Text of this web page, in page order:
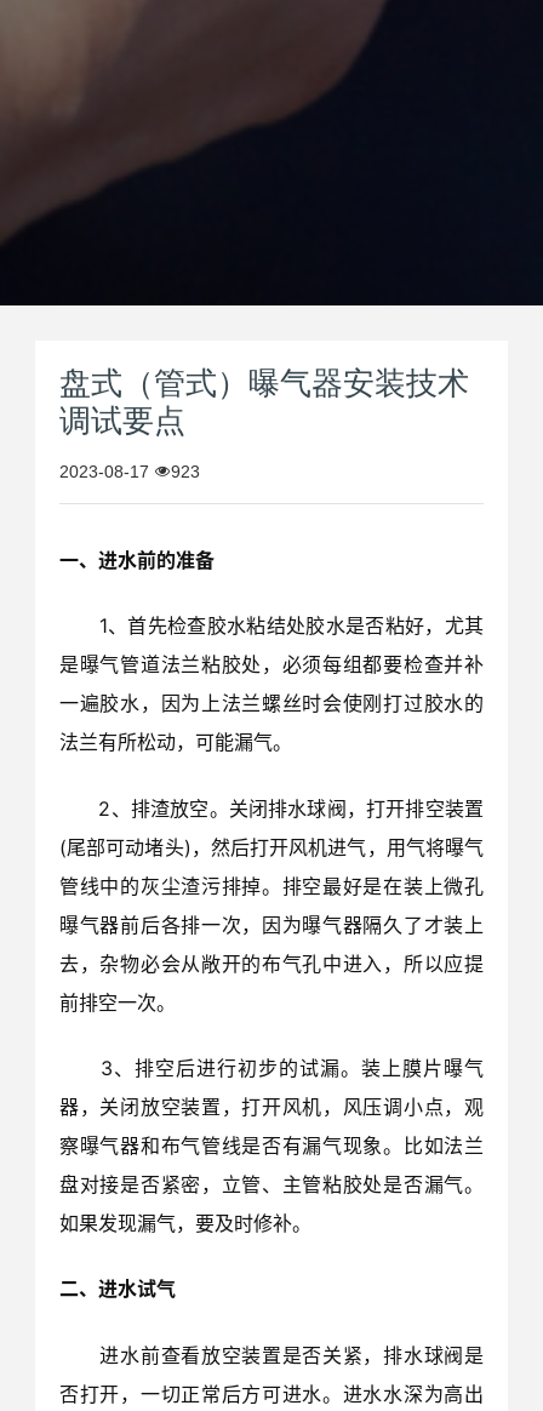
盘式（管式）曝气器安装技术
调试要点
2023-08-17 923
一、进水前的准备
1、首先检查胶水粘结处胶水是否粘好，尤其
是曝气管道法兰粘胶处，必须每组都要检查并补
一遍胶水，因为上法兰螺丝时会使刚打过胶水的
法兰有所松动，可能漏气。
2、排渣放空。关闭排水球阀，打开排空装置
(尾部可动堵头)，然后打开风机进气，用气将曝气
管线中的灰尘渣污排掉。排空最好是在装上微孔
曝气器前后各排一次，因为曝气器隔久了才装上
去，杂物必会从敞开的布气孔中进入，所以应提
前排空一次。
3、排空后进行初步的试漏。装上膜片曝气
器，关闭放空装置，打开风机，风压调小点，观
察曝气器和布气管线是否有漏气现象。比如法兰
盘对接是否紧密，立管、主管粘胶处是否漏气。
如果发现漏气，要及时修补。
二、进水试气
进水前查看放空装置是否关紧，排水球阀是
否打开，一切正常后方可进水。进水水深为高出